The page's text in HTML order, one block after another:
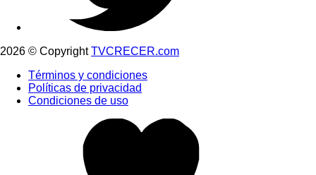
2026 © CopyrightTVCRECER.com
Términos y condiciones
Políticas de privacidad
Condiciones de uso